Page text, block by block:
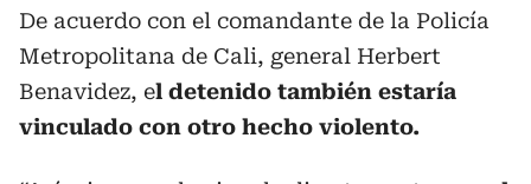
De acuerdo con el comandante de la Policía
Metropolitana de Cali, general Herbert
Benavidez, el detenido también estaría
vinculado con otro hecho violento.